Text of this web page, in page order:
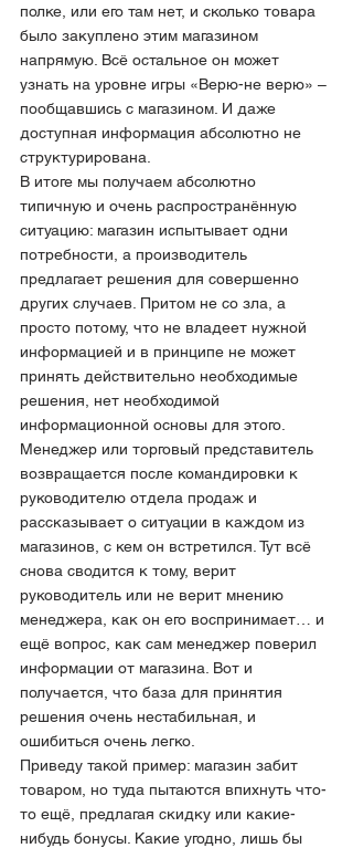
полке, или его там нет, и сколько товара
было закуплено этим магазином
напрямую. Всё остальное он может
узнать на уровне игры «Верю-не верю» –
пообщавшись с магазином. И даже
доступная информация абсолютно не
структурирована.
В итоге мы получаем абсолютно
типичную и очень распространённую
ситуацию: магазин испытывает одни
потребности, а производитель
предлагает решения для совершенно
других случаев. Притом не со зла, а
просто потому, что не владеет нужной
информацией и в принципе не может
принять действительно необходимые
решения, нет необходимой
информационной основы для этого.
Менеджер или торговый представитель
возвращается после командировки к
руководителю отдела продаж и
рассказывает о ситуации в каждом из
магазинов, с кем он встретился. Тут всё
снова сводится к тому, верит
руководитель или не верит мнению
менеджера, как он его воспринимает… и
ещё вопрос, как сам менеджер поверил
информации от магазина. Вот и
получается, что база для принятия
решения очень нестабильная, и
ошибиться очень легко.
Приведу такой пример: магазин забит
товаром, но туда пытаются впихнуть что-
то ещё, предлагая скидку или какие-
нибудь бонусы. Какие угодно, лишь бы